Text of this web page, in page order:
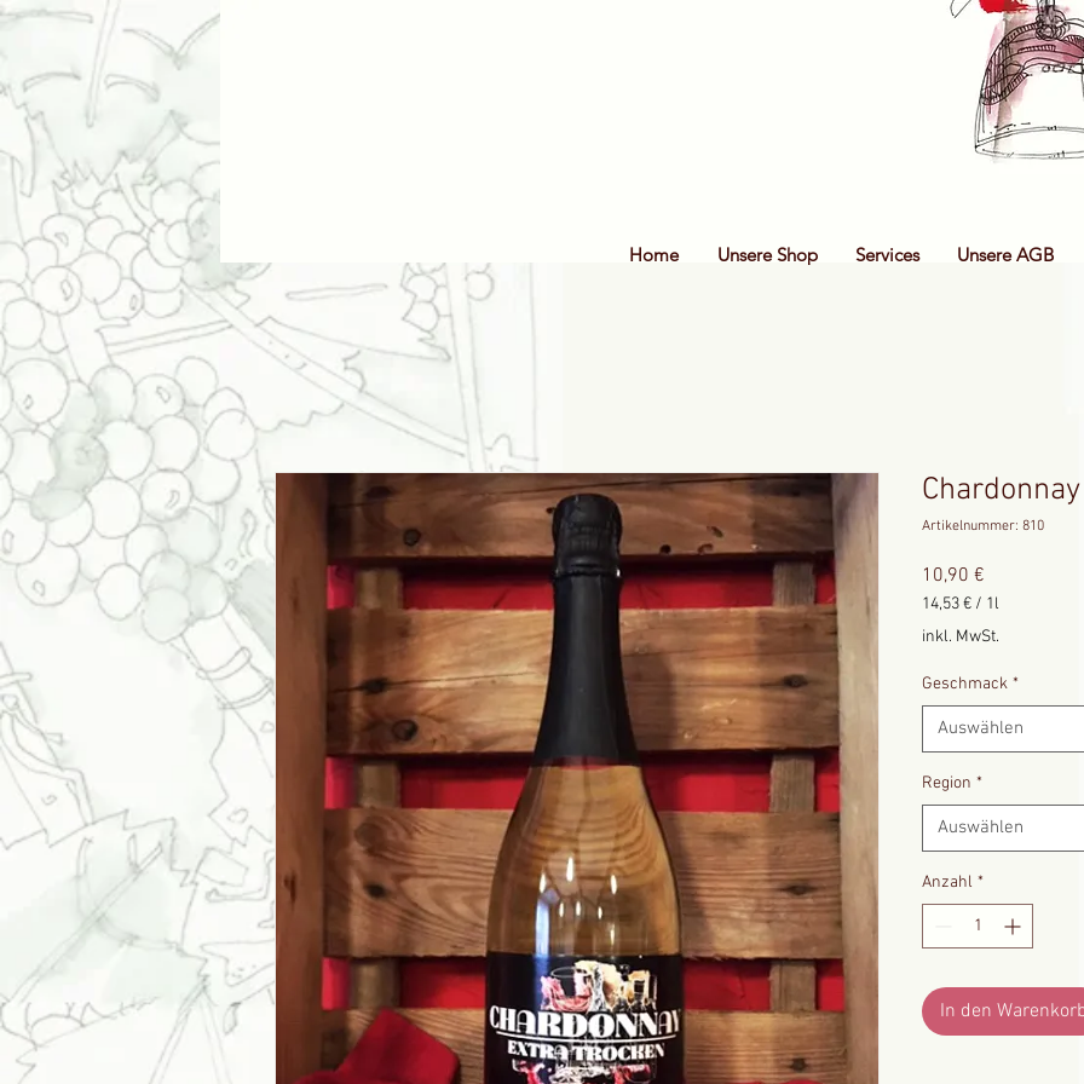
Home Unsere Shop Services Unsere AGB
Artikelnummer: 810
10,90 €
14,53 € / 1l
14,53 €
1
Liter
inkl. MwSt.
Geschmack *
Auswählen
Region *
Auswählen
Anzahl *
In den